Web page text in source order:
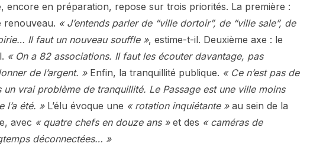
encore en préparation, repose sur trois priorités. La première :
renouveau. « J’entends parler de “ville dortoir”, de “ville sale”, de
Il faut un nouveau souffle », estime-t-il. Deuxième axe : le
« On a 82 associations. Il faut les écouter davantage, pas
de l’argent. »Enfin, la tranquillité publique. « Ce n’est pas de
un vrai problème de tranquillité. Le Passage est une ville moins
l’a été. »L’élu évoque une « rotation inquiétante » au sein de la
avec « quatre chefs en douze ans »et des « caméras de
déconnectées… »